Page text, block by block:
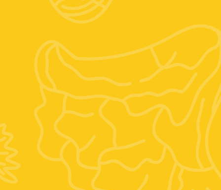
Facebook
Posizione:
Vocabolo mario villani, 6, 01028 Orte VT
Orario estivo: